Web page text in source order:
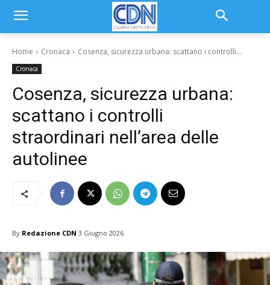
Home Cronaca Cosenza, sicurezza urbana: scattano i controlli...
Cronaca
Cosenza, sicurezza urbana:
scattano i controlli
straordinari nell’area delle
autolinee
By Redazione CDN 3 Giugno 2026